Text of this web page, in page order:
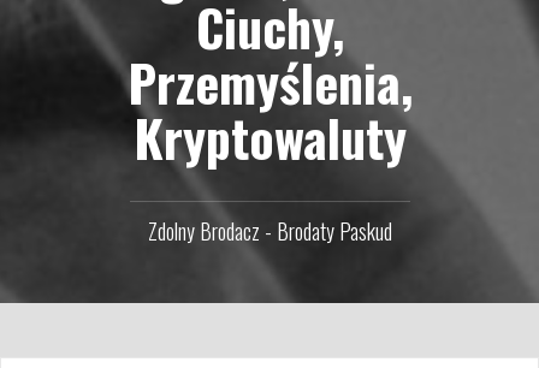
Ciuchy,
Przemyślenia,
Kryptowaluty
Zdolny Brodacz - Brodaty Paskud